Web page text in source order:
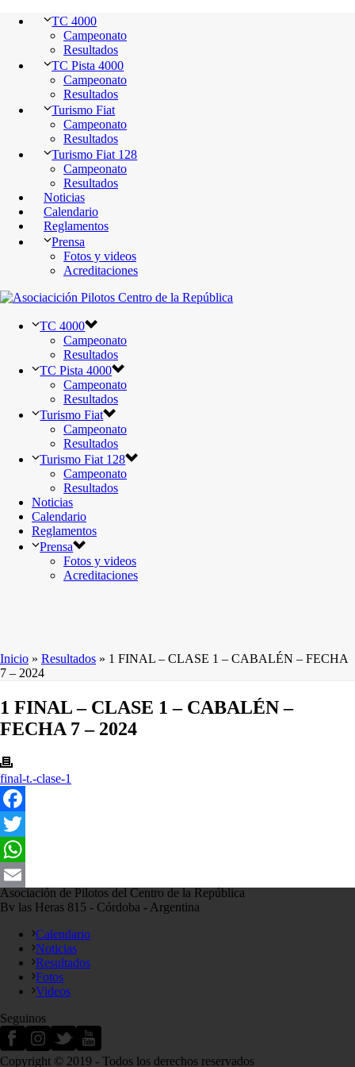
TC 4000
Campeonato
Resultados
TC Pista 4000
Campeonato
Resultados
Turismo Fiat
Campeonato
Resultados
Turismo Fiat 128
Campeonato
Resultados
Noticias
Calendario
Reglamentos
Prensa
Fotos y videos
Acreditaciones
TC 4000
Campeonato
Resultados
TC Pista 4000
Campeonato
Resultados
Turismo Fiat
Campeonato
Resultados
Turismo Fiat 128
Campeonato
Resultados
Noticias
Calendario
Reglamentos
Prensa
Fotos y videos
Acreditaciones
Inicio » Resultados » 1 FINAL – CLASE 1 – CABALÉN – FECHA
7 – 2024
1 FINAL – CLASE 1 – CABALÉN –
FECHA 7 – 2024
final-t.-clase-1
Facebook
Twitter
WhatsApp
Email
Asociación de Pilotos del Centro de la República
Bv las Heras 815 - Córdoba - Argentina
Calendario
Noticias
Resultados
Fotos
Videos
Seguinos
Copyright © 2019 - Todos los derechos reservados